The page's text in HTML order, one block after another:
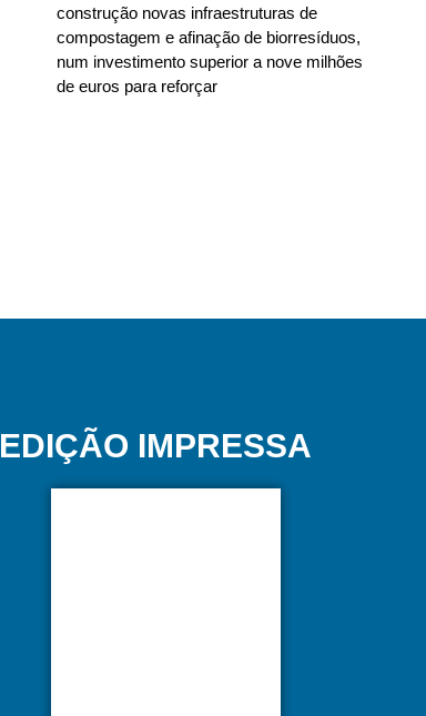
construção novas infraestruturas de
compostagem e afinação de biorresíduos,
num investimento superior a nove milhões
de euros para reforçar
EDIÇÃO IMPRESSA